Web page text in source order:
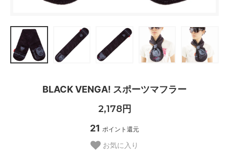
BLACK VENGA! スポーツマフラー
2,178円
21 ポイント還元
お気に入り